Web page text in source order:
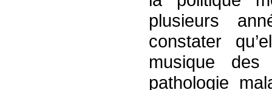
plusieurs
constater
musique
pathologie